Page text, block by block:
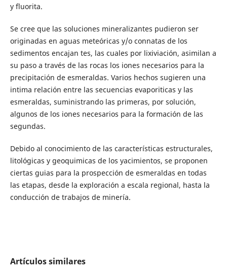
y fluorita.
Se cree que las soluciones mineralizantes pudieron ser
originadas en aguas meteóricas y/o connatas de los
sedimentos encajan tes, las cuales por lixiviación, asimilan a
su paso a través de las rocas los iones necesarios para la
precipitación de esmeraldas. Varios hechos sugieren una
intima relación entre las secuencias evaporiticas y las
esmeraldas, suministrando las primeras, por solución,
algunos de los iones necesarios para la formación de las
segundas.
Debido al conocimiento de las características estructurales,
litológicas y geoquimicas de los yacimientos, se proponen
ciertas guias para la prospección de esmeraldas en todas
las etapas, desde la exploración a escala regional, hasta la
conducción de trabajos de minería.
Artículos similares